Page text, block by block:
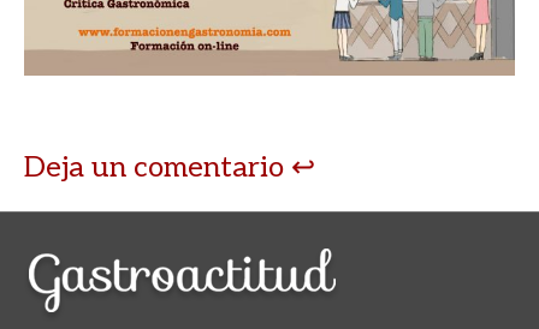
Deja un comentario